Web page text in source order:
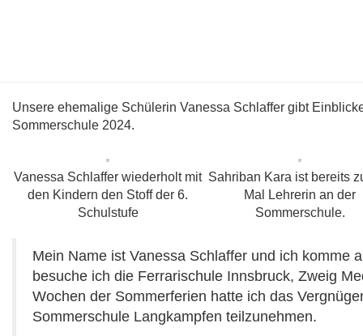
Unsere ehemalige Schülerin Vanessa Schlaffer gibt
Sommerschule 2024.
Vanessa Schlaffer wiederholt mit
den Kindern den Stoff der 6.
Schulstufe
Sahriban Kara ist bereits
Mal Lehrerin an der
Sommerschule.
Mein Name ist Vanessa Schlaffer und ich komme
besuche ich die Ferrarischule Innsbruck, Zweig
Wochen der Sommerferien hatte ich das
Sommerschule Langkampfen teilzunehmen.